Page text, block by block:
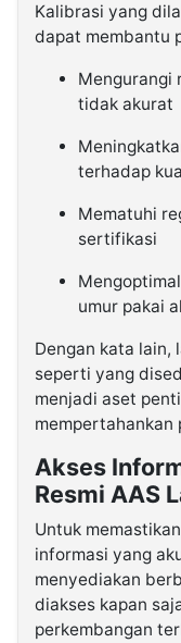
Kalibrasi yang
dapat membantu
Mengurangi
tidak akurat
terhadap
Mematuhi
sertifikasi
umur pakai
Dengan kata lain,
seperti yang
menjadi aset
Akses
Resmi AAS
Untuk
informasi yang
menyediakan
diakses kapan
perkembangan